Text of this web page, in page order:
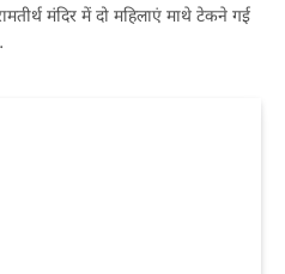
मंदिर में दो महिलाएं माथे टेकने गई